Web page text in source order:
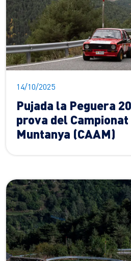
14/10/2025
Pujada la Peguera
prova del Campionat
Muntanya (CAAM)